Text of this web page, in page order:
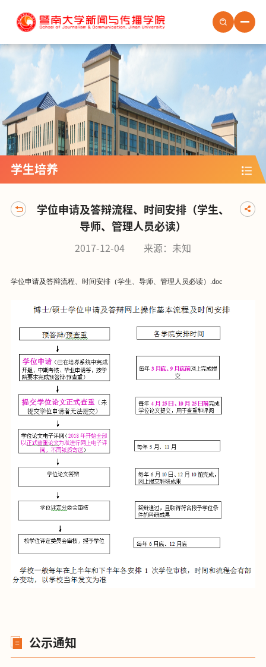
首页
学院概况
学院新闻
学院党建
学生培养
教职员工
场地预约
学生培养
学位申请及答辩流程、时间安排（学生、
导师、管理人员必读）
2017-12-04 来源：未知
学位申请及答辩流程、时间安排（学生、导师、管理人员必读）.doc
公示通知